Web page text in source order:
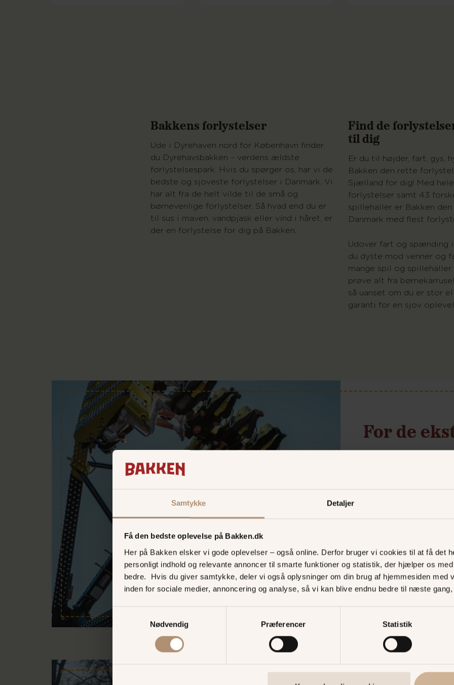
Samtykke Detaljer
Få den bedste oplevelse på Bakken.dk
Her på Bakken elsker vi gode oplevelser – også online. Derfor bruger vi cookies til at få det
personligt indhold og relevante annoncer til smarte funktioner og statistik, der hjælper os
bedre. Hvis du giver samtykke, deler vi også oplysninger om din brug af hjemmesiden med
inden for sociale medier, annoncering og analyse, så vi kan blive endnu bedre til næste
Nødvendig
Præferencer Statistik
Bakkens forlystelser
Ude i Dyrehaven nord for København finder
du Dyrehavsbakken – verdens ældste
forlystelsespark. Hvis du spørger os, har vi de
bedste og sjoveste forlystelser i Danmark. Vi
har alt fra de helt vilde til de små og
børnevenlige forlystelser. Så hvad end du er
til sus i maven, vandpjask eller vind i håret, er
der en forlystelse for dig på Bakken.
Find de
til dig
Er du til højder, fart, gys,
Bakken den rette
Sjælland for dig! Med
forlystelser samt 43
spillehaller er Bakken
Danmark med flest
Udover fart og spænding
du dyste mod venner og
mange spil og spillehaller.
prøve alt fra
så uanset om du er stor
garanti for en sjov
For de
Er du glad for fart,
forlystelsespark efter
kan du nemlig give
over det sædvanlige.
spin
SuperNova
FOR DE FARTGLADE